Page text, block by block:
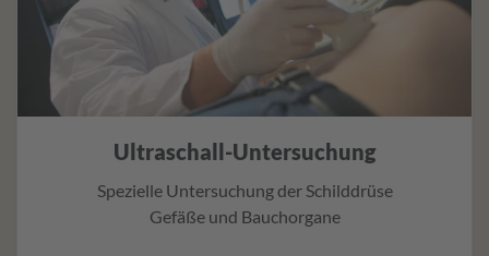
Ultraschall-Untersuchung
Spezielle Untersuchung der Schilddrüse
Gefäße und Bauchorgane